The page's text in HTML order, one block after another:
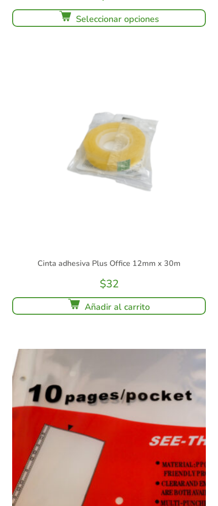
Seleccionar opciones
Cinta adhesiva Plus Office 12mm x 30m
$32
Añadir al carrito